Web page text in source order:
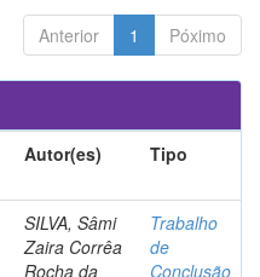
Anterior 1 Póximo
Autor(es) Tipo
SILVA, Sâmi
Zaira Corrêa
Rocha da
Trabalho
de
Conclusão